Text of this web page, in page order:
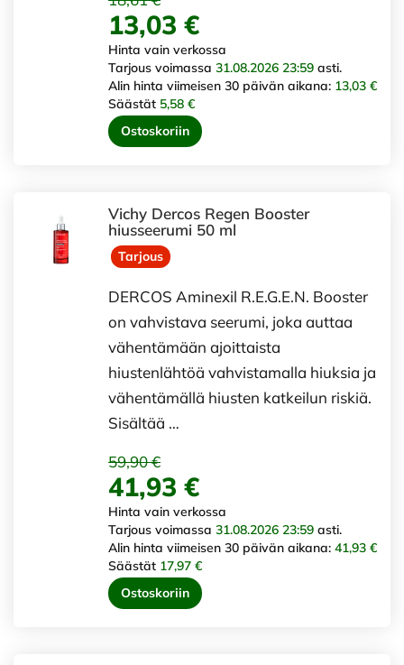
13,03 €
Hinta vain verkossa
Tarjous voimassa 31.08.2026 23:59 asti.
Alin hinta viimeisen 30 päivän aikana: 13,03 €
Säästät 5,58 €
Ostoskoriin
Vichy Dercos Regen Booster
hiusseerumi 50 ml
Tarjous
DERCOS Aminexil R.E.G.E.N. Booster
on vahvistava seerumi, joka auttaa
vähentämään ajoittaista
hiustenlähtöä vahvistamalla hiuksia ja
vähentämällä hiusten katkeilun riskiä.
Sisältää …
59,90 €
41,93 €
Hinta vain verkossa
Tarjous voimassa 31.08.2026 23:59 asti.
Alin hinta viimeisen 30 päivän aikana: 41,93 €
Säästät 17,97 €
Ostoskoriin